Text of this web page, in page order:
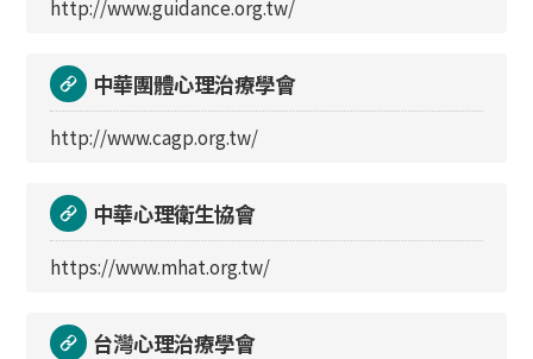
http://www.guidance.org.tw/
中華團體心理治療學會
http://www.cagp.org.tw/
中華心理衛生協會
https://www.mhat.org.tw/
台灣心理治療學會